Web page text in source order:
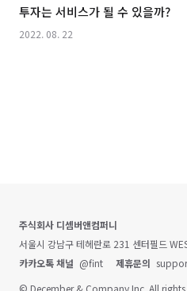
투자는 서비스가 될 수 있을까?
2022. 08. 22
주식회사 디셈버앤컴퍼니
서울시 강남구 테헤란로 231 센터필드
카카오톡 채널 @fint 제휴문의
© December & Company Inc. All rights